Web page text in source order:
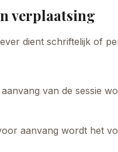
verplaatsing
dient schriftelijk of
van de sessie
aanvang wordt het